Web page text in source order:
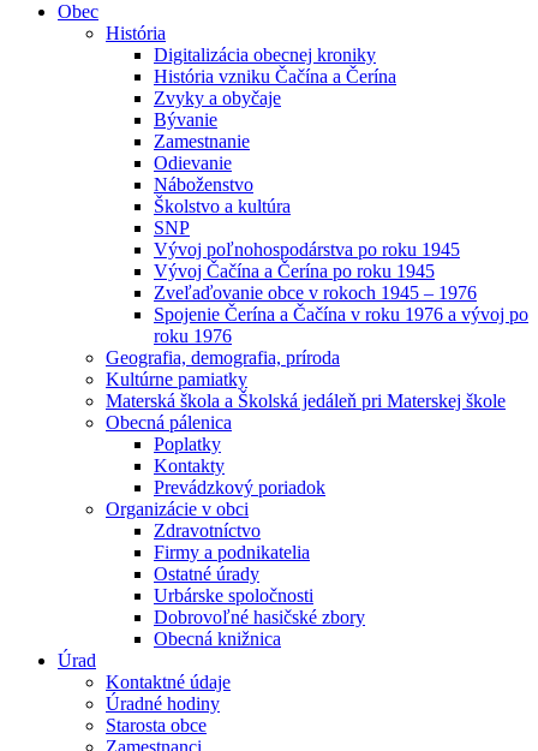
Obec
História
Digitalizácia obecnej kroniky
História vzniku Čačína a Čerína
Zvyky a obyčaje
Bývanie
Zamestnanie
Odievanie
Náboženstvo
Školstvo a kultúra
SNP
Vývoj poľnohospodárstva po roku 1945
Vývoj Čačína a Čerína po roku 1945
Zveľaďovanie obce v rokoch 1945 – 1976
Spojenie Čerína a Čačína v roku 1976 a vývoj po
roku 1976
Geografia, demografia, príroda
Kultúrne pamiatky
Materská škola a Školská jedáleň pri Materskej škole
Obecná pálenica
Poplatky
Kontakty
Prevádzkový poriadok
Organizácie v obci
Zdravotníctvo
Firmy a podnikatelia
Ostatné úrady
Urbárske spoločnosti
Dobrovoľné hasičské zbory
Obecná knižnica
Úrad
Kontaktné údaje
Úradné hodiny
Starosta obce
Zamestnanci